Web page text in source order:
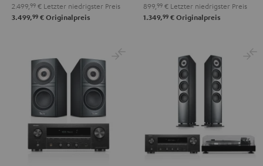
"5.1-
Set"
2.499, 99 € Letzter niedrigster Preis
3.499,99 € Originalpreis
Schwarz
899, 99 € Letzter niedrigster Preis
1.349,99 € Originalpreis